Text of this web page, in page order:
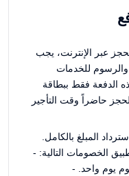
عبر الإنترنت، يجب
والرسوم للخدمات
الدفعة فقط ببطاقة
حاضراً وقت التأجير
24 ساعة، يتم استرداد المبلغ بالكامل.
أقل من 24 ساعة، تطبيق الخصومات التالية: -
خصم رسوم يوم واحد. -